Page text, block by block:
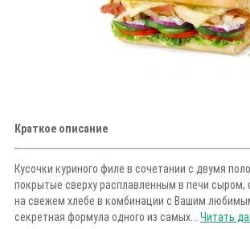
Краткое описание
Кусочки куриного филе в сочетании с двумя
покрытые сверху расплавленным в печи
на свежем хлебе в комбинации с Вашим
секретная формула одного из самых... Читать